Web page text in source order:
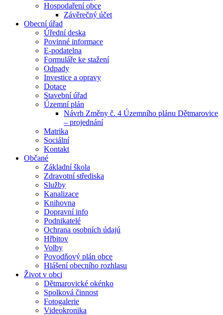
Hospodaření obce
Závěrečný účet
Obecní úřad
Úřední deska
Povinné informace
E-podatelna
Formuláře ke stažení
Odpady
Investice a opravy
Dotace
Stavební úřad
Územní plán
Návrh Změny č. 4 Územního plánu Dětmarovice
– projednání
Matrika
Sociální
Kontakt
Občané
Základní škola
Zdravotní střediska
Služby
Kanalizace
Knihovna
Dopravní info
Podnikatelé
Ochrana osobních údajú
Hřbitov
Volby
Povodňový plán obce
Hlášení obecního rozhlasu
Život v obci
Dětmarovické okénko
Spolková činnost
Fotogalerie
Videokronika